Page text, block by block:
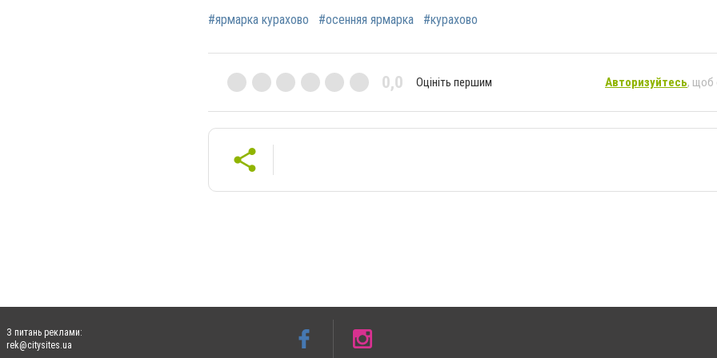
#ярмарка курахово #осенняя ярмарка #курахово
0,0 Оцініть першим Авторизуйтесь, щоб
З питань реклами:
rek@citysites.ua